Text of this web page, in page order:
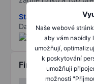
Naše webové
aby vám nabídly
umožňují,
k poskytování
umožňují
možnosti
Stáhněte si
Data poskytnuta od
Finanční informace